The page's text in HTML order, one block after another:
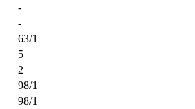
-
-
63/1
5
2
98/1
98/1